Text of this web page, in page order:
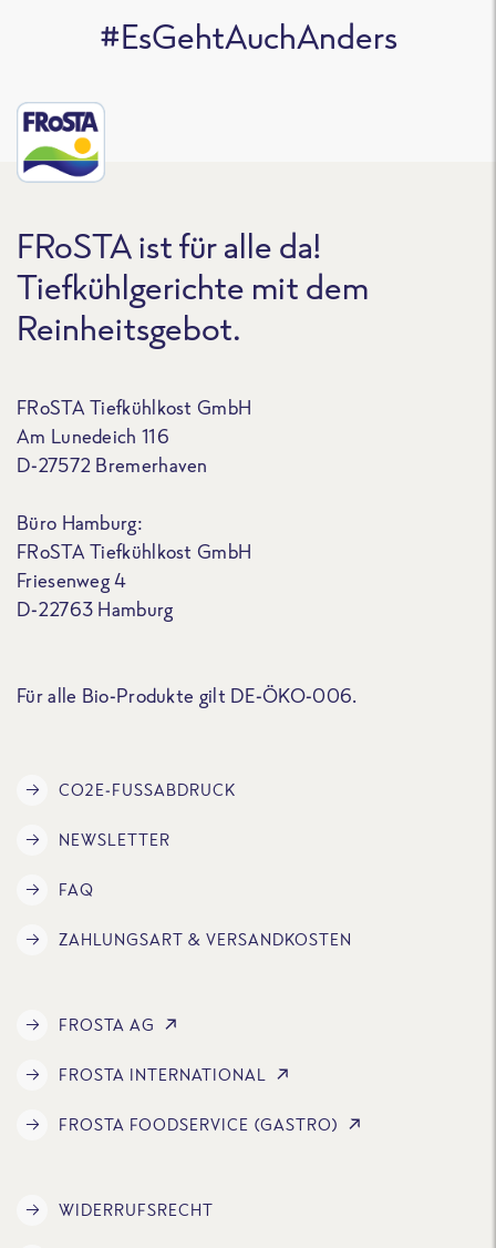
#EsGehtAuchAnders
FRoSTA ist für alle da!
Tiefkühlgerichte mit dem
Reinheitsgebot.
FRoSTA Tiefkühlkost GmbH
Am Lunedeich 116
D-27572 Bremerhaven
Büro Hamburg:
FRoSTA Tiefkühlkost GmbH
Friesenweg 4
D-22763 Hamburg
Für alle Bio-Produkte gilt DE-ÖKO-006.
CO2E-FUSSABDRUCK
NEWSLETTER
FAQ
ZAHLUNGSART & VERSANDKOSTEN
FROSTA AG
FROSTA INTERNATIONAL
FROSTA FOODSERVICE (GASTRO)
WIDERRUFSRECHT